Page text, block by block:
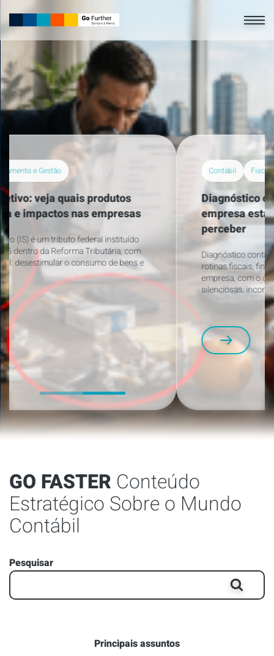
Contábil Regularização e Compliance
Diagnóstico contábil: 7 sinais de que sua
empresa está perdendo dinheiro sem
Diagnóstico contábil é a análise técnica estruturada das
rotinas fiscais, financeiras e patrimoniais de uma
empresa, com o objetivo de identificar perdas
silenciosas, inconsistências de escrituração…
GO FASTER Conteúdo
Estratégico Sobre o Mundo
Contábil
Pesquisar
Principais assuntos